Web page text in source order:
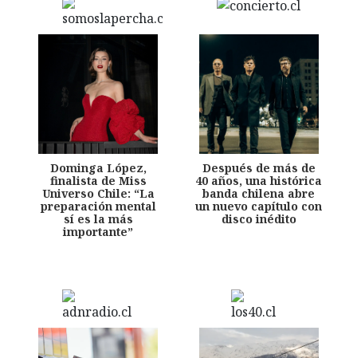
Dominga López,
finalista de Miss
Universo Chile: “La
preparación mental
sí es la más
importante”
Después de más de
40 años, una histórica
banda chilena abre
un nuevo capítulo con
disco inédito